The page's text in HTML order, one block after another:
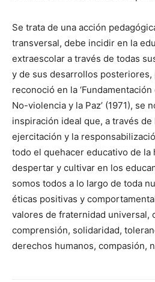
Se trata de una acción
transversal, debe incidir en la
extraescolar a través de todas
y de sus desarrollos posteriores,
reconoció en la
No-violencia y la Paz’ (1971), se
inspiración ideal que, a través
ejercitación y la
todo el quehacer educativo de la
despertar y cultivar en los
somos todos a lo largo de toda
éticas positivas y
valores de fraternidad universal,
comprensión, solidaridad,
derechos humanos, compasión,